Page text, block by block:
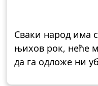
Сваки народ има
њихов рок, неће
да га одложе ни